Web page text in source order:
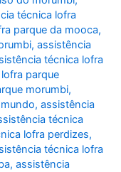
técnica lofra
parque da mooca,
,assistência
técnica lofra
parque
morumbi,
,assistência
técnica
lofra perdizes,
técnica lofra
,assistência